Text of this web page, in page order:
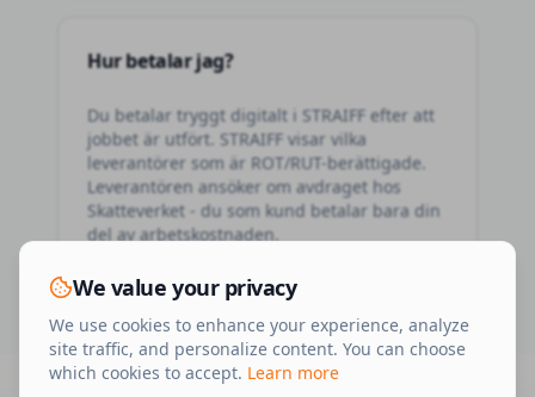
Hur betalar jag?
Du betalar tryggt digitalt i STRAIFF efter att
jobbet är utfört. STRAIFF visar vilka
leverantörer som är ROT/RUT-berättigade.
Leverantören ansöker om avdraget hos
Skatteverket - du som kund betalar bara din
del av arbetskostnaden.
We value your privacy
We use cookies to enhance your experience, analyze
site traffic, and personalize content. You can choose
which cookies to accept. Learn more